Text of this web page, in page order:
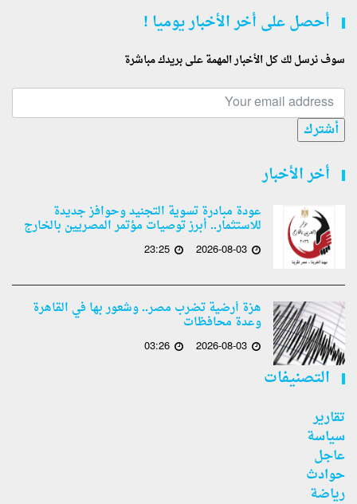
أحصل على أخر الأخبار يوميا !
سوف نرسل لك كل الأخبار المهمة على بريدك مباشرة
أشترك
أخر الأخبار
عودة مبادرة تسوية التجنيد وحوافز جديدة
للاستثمار.. أبرز توصيات مؤتمر المصريين بالخارج
2026-08-03
23:25
هزة أرضية تضرب مصر.. وشعور بها في القاهرة
وعدة محافظات
2026-08-03
03:26
التصنيفات
تقارير
سياسة
عاجل
حوادث
رياضة